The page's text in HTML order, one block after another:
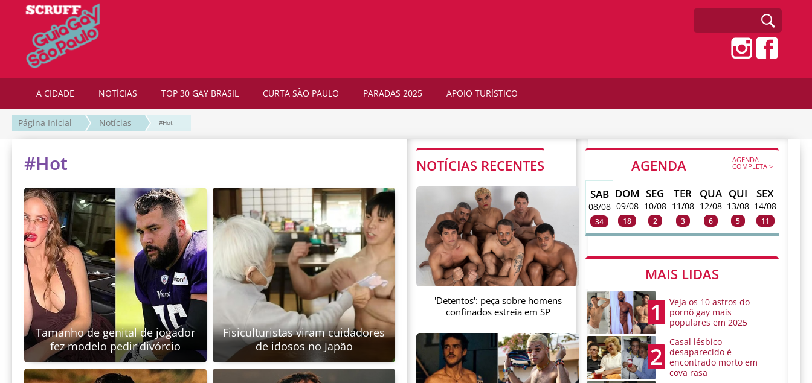
A CIDADE NOTÍCIAS TOP 30 GAY BRASIL CURTA SÃO PAULO PARADAS 2025 APOIO TURÍSTICO
Página Inicial Notícias #Hot
#Hot
Tamanho de genital de jogador
fez modelo pedir divórcio
Fisiculturistas viram cuidadores
de idosos no Japão
NOTÍCIAS RECENTES
'Detentos': peça sobre homens
confinados estreia em SP
AGENDA AGENDA
COMPLETA >
SAB
08/08
34
DOM
09/08
18
SEG
10/08
2
TER
11/08
3
QUA
12/08
6
QUI
13/08
5
SEX
14/08
11
MAIS LIDAS
1
Veja os 10 astros do
pornô gay mais
populares em 2025
2
Casal lésbico
desaparecido é
encontrado morto em
cova rasa